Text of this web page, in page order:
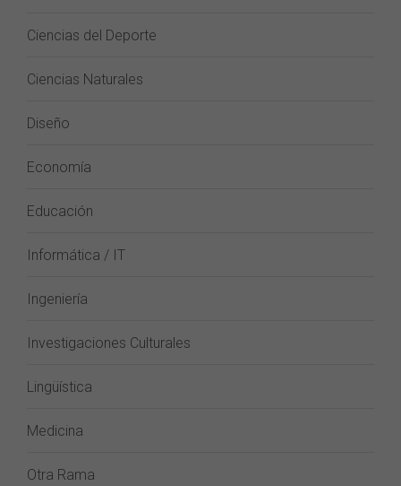
Ciencias del Deporte
Ciencias Naturales
Diseño
Economía
Educación
Informática / IT
Ingeniería
Investigaciones Culturales
Lingüística
Medicina
Otra Rama